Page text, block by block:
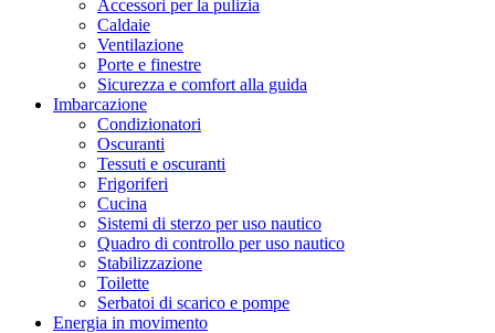
Accessori per la pulizia
Caldaie
Ventilazione
Porte e finestre
Sicurezza e comfort alla guida
Imbarcazione
Condizionatori
Oscuranti
Tessuti e oscuranti
Frigoriferi
Cucina
Sistemi di sterzo per uso nautico
Quadro di controllo per uso nautico
Stabilizzazione
Toilette
Serbatoi di scarico e pompe
Energia in movimento